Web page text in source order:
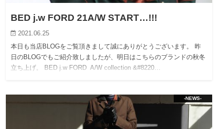
BED j.w FORD 21A/W START…!!!
2021.06.25
本日も当店BLOGをご覧頂きまして誠にありがとうございます。 昨
日のBLOGでもご紹介致しましたが、明日はこちらのブランドの秋冬
立ち上げ。 BED j.w FORD A/W collection &#8220…
-NEWS-